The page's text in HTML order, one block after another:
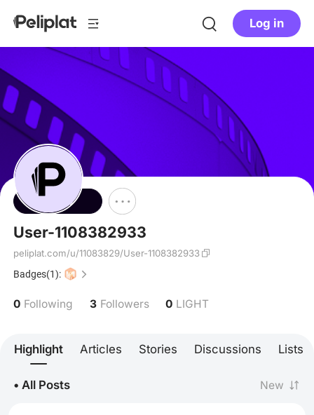
Log in
Follow
User-1108382933
peliplat.com/u/11083829/User-1108382933
Badges(1):
0 Following 3 Followers 0 LIGHT
Highlight Articles Stories Discussions Lists
• All Posts New